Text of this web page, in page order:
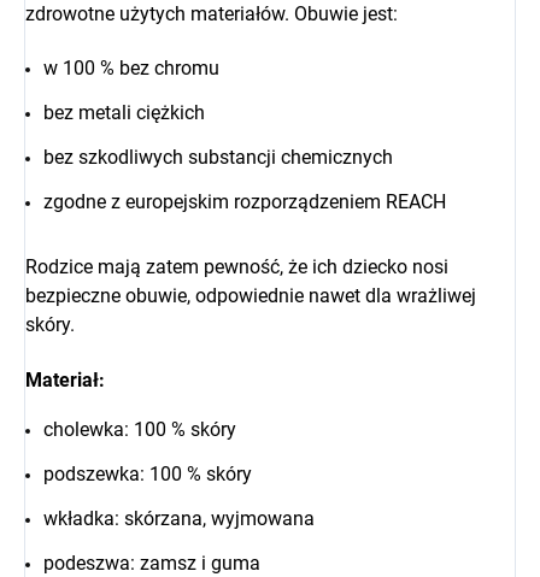
zdrowotne użytych materiałów. Obuwie jest:
w 100 % bez chromu
bez metali ciężkich
bez szkodliwych substancji chemicznych
zgodne z europejskim rozporządzeniem REACH
Rodzice mają zatem pewność, że ich dziecko nosi
bezpieczne obuwie, odpowiednie nawet dla wrażliwej
skóry.
Materiał:
cholewka: 100 % skóry
podszewka: 100 % skóry
wkładka: skórzana, wyjmowana
podeszwa: zamsz i guma